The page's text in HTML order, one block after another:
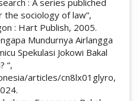
: A series publiched
sociology of law”,
: Hart Publish, 2005.
Mundurnya Airlangga
Spekulasi Jokowi Bakal
“,
articles/cn8lx01glyro,